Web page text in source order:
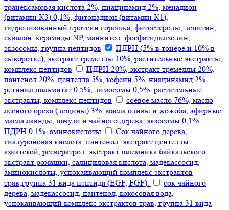
транексамовая кислота 2%, ниацинамид 2%, менадион
(витамин К3) 0,1%, фитонадион (витамин К1),
гидролизованный протеин горошка, фитостеролы, лецитин,
сквалан, керамиды NP, маннитол, фосфатидилхолин,
экзосомы, группа пептидов
ПДРН (5% в тонере и 10% в
сыворотке), экстракт тремеллы 10%, растительные экстракты,
комплекс пептидов
ПДРН 20%, экстракт тремеллы 20%,
пантенол 20%, центелла 5%, кофеин 5%, ниацинамид 2%,
ретинил пальмитат 0,5%, лимосомы 0,5%, растительные
экстракты, комплекс пептидов
соевое масло 76%, масло
лесного ореха (лещины) 3%, масла оливы и жожоба, эфирные
масла лавнды, пачули и чайного дерева, экзосомы 0,1%,
ПДРН 0,1%, аминокислоты
Сок чайного дерева,
гиалуроновая кислота, пантенол, экстракт центеллы
азиатской, ресвератрол, экстракт шлемника байкальского,
экстракт ромашки, салициловая кислота, мадекассосид,
аминокислоты, успокаивающий комплекс экстрактов
трав,группа 31 вида пептида (EGF, FGF).
сок чайного
дерева, мадекассосид, пантенол, кокосовая вода,
успокаивающий комплекс экстрактов трав, группа 31 вида